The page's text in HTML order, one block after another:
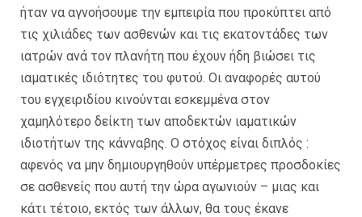
ήταν να αγνοήσουμε την εμπειρία που προκύπτει από
τις χιλιάδες των ασθενών και τις εκατοντάδες των
ιατρών ανά τον πλανήτη που έχουν ήδη βιώσει τις
ιαματικές ιδιότητες του φυτού. Οι αναφορές αυτού
του εγχειριδίου κινούνται εσκεμμένα στον
χαμηλότερο δείκτη των αποδεκτών ιαματικών
ιδιοτήτων της κάνναβης. Ο στόχος είναι διπλός :
αφενός να μην δημιουργηθούν υπέρμετρες προσδοκίες
σε ασθενείς που αυτή την ώρα αγωνιούν – μιας και
κάτι τέτοιο, εκτός των άλλων, θα τους έκανε